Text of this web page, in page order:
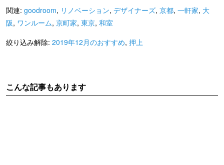
関連: goodroom, リノベーション, デザイナーズ, 京都, 一軒家, 大
阪, ワンルーム, 京町家, 東京, 和室
絞り込み解除: 2019年12月のおすすめ, 押上
こんな記事もあります